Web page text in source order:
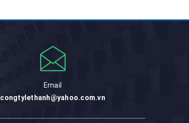
Email
congtylethanh@yahoo.com.vn